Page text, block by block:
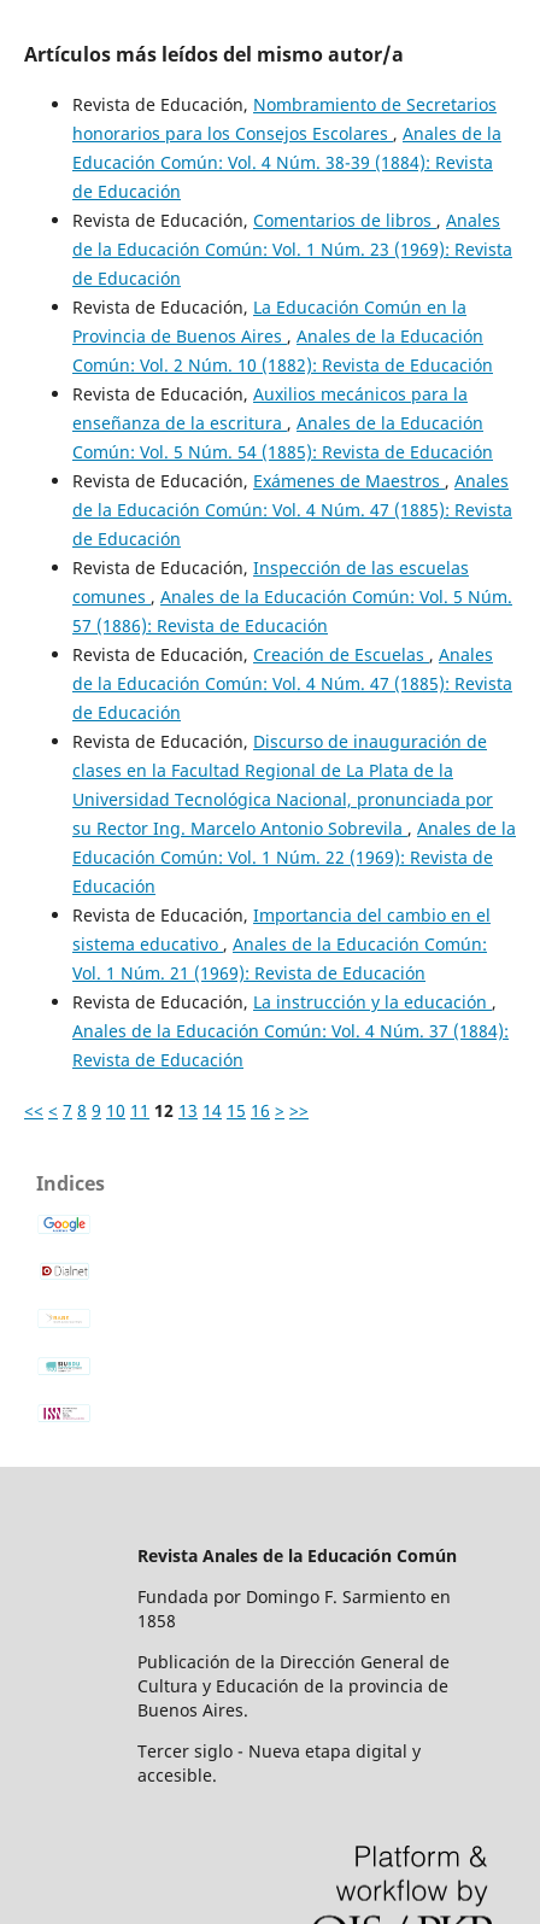
Artículos más leídos del mismo autor/a
Revista de Educación, Nombramiento de Secretarios
honorarios para los Consejos Escolares , Anales de la
Educación Común: Vol. 4 Núm. 38-39 (1884): Revista
de Educación
Revista de Educación, Comentarios de libros , Anales
de la Educación Común: Vol. 1 Núm. 23 (1969): Revista
de Educación
Revista de Educación, La Educación Común en la
Provincia de Buenos Aires , Anales de la Educación
Común: Vol. 2 Núm. 10 (1882): Revista de Educación
Revista de Educación, Auxilios mecánicos para la
enseñanza de la escritura , Anales de la Educación
Común: Vol. 5 Núm. 54 (1885): Revista de Educación
Revista de Educación, Exámenes de Maestros , Anales
de la Educación Común: Vol. 4 Núm. 47 (1885): Revista
de Educación
Revista de Educación, Inspección de las escuelas
comunes , Anales de la Educación Común: Vol. 5 Núm.
57 (1886): Revista de Educación
Revista de Educación, Creación de Escuelas , Anales
de la Educación Común: Vol. 4 Núm. 47 (1885): Revista
de Educación
Revista de Educación, Discurso de inauguración de
clases en la Facultad Regional de La Plata de la
Universidad Tecnológica Nacional, pronunciada por
su Rector Ing. Marcelo Antonio Sobrevila , Anales de la
Educación Común: Vol. 1 Núm. 22 (1969): Revista de
Educación
Revista de Educación, Importancia del cambio en el
sistema educativo , Anales de la Educación Común:
Vol. 1 Núm. 21 (1969): Revista de Educación
Revista de Educación, La instrucción y la educación ,
Anales de la Educación Común: Vol. 4 Núm. 37 (1884):
Revista de Educación
<< < 7 8 9 10 11 12 13 14 15 16 > >>
Indices
Revista Anales de la Educación Común
Fundada por Domingo F. Sarmiento en
1858
Publicación de la Dirección General de
Cultura y Educación de la provincia de
Buenos Aires.
Tercer siglo - Nueva etapa digital y
accesible.